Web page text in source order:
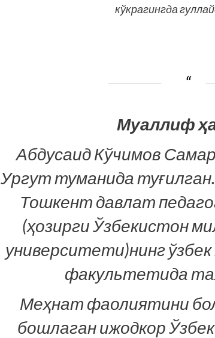
кўкрагингда
Муаллиф
Абдусаид Кўчимов
Ургут туманида
Тошкент давлат
(ҳозирги Ўзбекистон
университети)нинг
факультетида
Меҳнат фаолиятини
бошлаган ижодкор